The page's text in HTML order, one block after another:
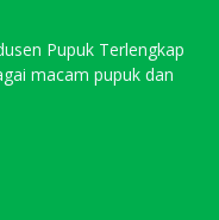
Pupuk Terlengkap
macam pupuk dan